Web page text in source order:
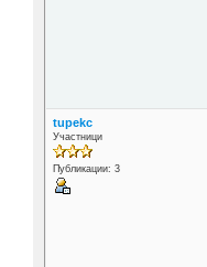
tupekc
Участници
Публикации: 3